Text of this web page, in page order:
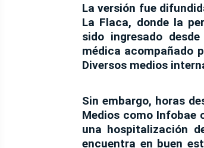
La versión fue
La Flaca, donde la
sido ingresado
médica acompañado
Diversos medios
Sin embargo, horas
Medios como Infobae
una hospitalización
encuentra en buen